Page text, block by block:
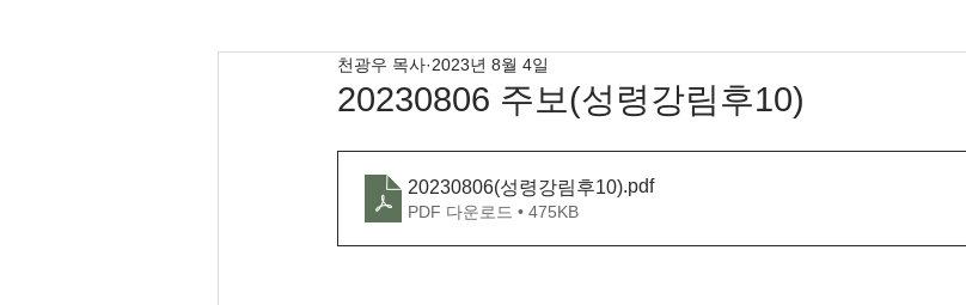
20230806 주보(성령강림후10)
천광우 목사 2023년 8월 4일
20230806(성령강림후10).pdf
PDF 다운로드 • 475KB